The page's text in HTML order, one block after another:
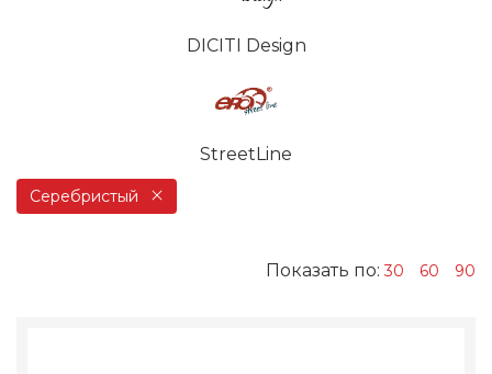
DICITI Design
StreetLine
Серебристый
Показать по:30 60 90